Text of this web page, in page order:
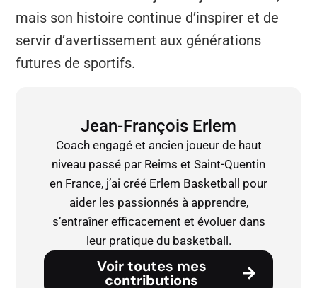
mais son histoire continue d’inspirer et de
servir d’avertissement aux générations
futures de sportifs.
Jean-François Erlem
Coach engagé et ancien joueur de haut
niveau passé par Reims et Saint-Quentin
en France, j’ai créé Erlem Basketball pour
aider les passionnés à apprendre,
s’entraîner efficacement et évoluer dans
leur pratique du basketball.
Voir toutes mes
contributions